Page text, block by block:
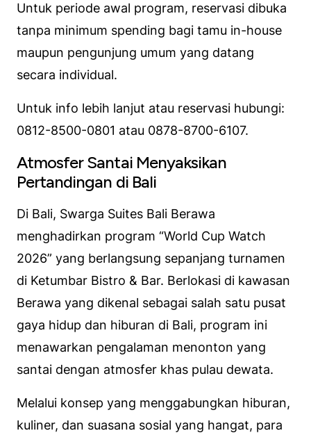
Untuk periode awal program, reservasi dibuka
tanpa minimum spending bagi tamu in-house
maupun pengunjung umum yang datang
secara individual.
Untuk info lebih lanjut atau reservasi hubungi:
0812-8500-0801 atau 0878-8700-6107.
Atmosfer Santai Menyaksikan
Pertandingan di Bali
Di Bali, Swarga Suites Bali Berawa
menghadirkan program “World Cup Watch
2026” yang berlangsung sepanjang turnamen
di Ketumbar Bistro & Bar. Berlokasi di kawasan
Berawa yang dikenal sebagai salah satu pusat
gaya hidup dan hiburan di Bali, program ini
menawarkan pengalaman menonton yang
santai dengan atmosfer khas pulau dewata.
Melalui konsep yang menggabungkan hiburan,
kuliner, dan suasana sosial yang hangat, para